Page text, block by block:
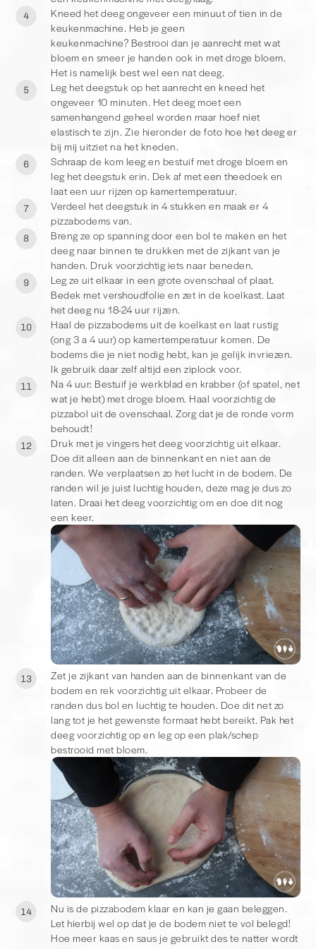
volgende keer dan pizza wilt maken, haal je de bodems 3 a 4
uur van te voren uit de vriezer.
4
Kneed het deeg ongeveer een minuut of tien in de
keukenmachine. Heb je geen
keukenmachine? Bestrooi dan je aanrecht met wat
bloem en smeer je handen ook in met droge bloem.
Het is namelijk best wel een nat deeg.
5
Leg het deegstuk op het aanrecht en kneed het
ongeveer 10 minuten. Het deeg moet een
samenhangend geheel worden maar hoef niet
elastisch te zijn. Zie hieronder de foto hoe het deeg er
bij mij uitziet na het kneden.
6
Schraap de kom leeg en bestuif met droge bloem en
leg het deegstuk erin. Dek af met een theedoek en
laat een uur rijzen op kamertemperatuur.
7
Verdeel het deegstuk in 4 stukken en maak er 4
pizzabodems van.
8
Breng ze op spanning door een bol te maken en het
deeg naar binnen te drukken met de zijkant van je
handen. Druk voorzichtig iets naar beneden.
9
Leg ze uit elkaar in een grote ovenschaal of plaat.
Bedek met vershoudfolie en zet in de koelkast. Laat
het deeg nu 18-24 uur rijzen.
10
Haal de pizzabodems uit de koelkast en laat rustig
(ong 3 a 4 uur) op kamertemperatuur komen. De
bodems die je niet nodig hebt, kan je gelijk invriezen.
Ik gebruik daar zelf altijd een ziplock voor.
11
Na 4 uur: Bestuif je werkblad en krabber (of spatel, net
wat je hebt) met droge bloem. Haal voorzichtig de
pizzabol uit de ovenschaal. Zorg dat je de ronde vorm
behoudt!
12
Druk met je vingers het deeg voorzichtig uit elkaar.
Doe dit alleen aan de binnenkant en niet aan de
randen. We verplaatsen zo het lucht in de bodem. De
randen wil je juist luchtig houden, deze mag je dus zo
laten. Draai het deeg voorzichtig om en doe dit nog
een keer.
13
Zet je zijkant van handen aan de binnenkant van de
bodem en rek voorzichtig uit elkaar. Probeer de
randen dus bol en luchtig te houden. Doe dit net zo
lang tot je het gewenste formaat hebt bereikt. Pak het
deeg voorzichtig op en leg op een plak/schep
bestrooid met bloem.
14
Nu is de pizzabodem klaar en kan je gaan beleggen.
Let hierbij wel op dat je de bodem niet te vol belegd!
Hoe meer kaas en saus je gebruikt des te natter wordt